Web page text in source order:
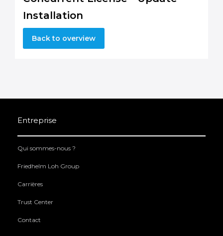
Installation
Back to overview
Entreprise
Qui sommes-nous ?
Friedhelm Loh Group
Carrières
Trust Center
Contact